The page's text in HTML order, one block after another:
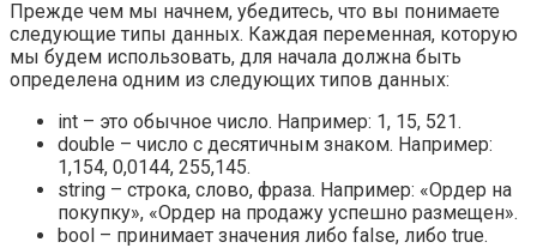
Прежде чем мы начнем, убедитесь, что вы понимаете
следующие типы данных. Каждая переменная, которую
мы будем использовать, для начала должна быть
определена одним из следующих типов данных:
int – это обычное число. Например: 1, 15, 521.
double – число с десятичным знаком. Например:
1,154, 0,0144, 255,145.
string – строка, слово, фраза. Например: «Ордер на
покупку», «Ордер на продажу успешно размещен».
bool – принимает значения либо false, либо true.